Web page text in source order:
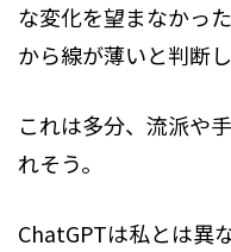
な変化を望まなかっ
から線が薄いと判断し
これは多分、流派や
れそう。
ChatGPTは私とは異